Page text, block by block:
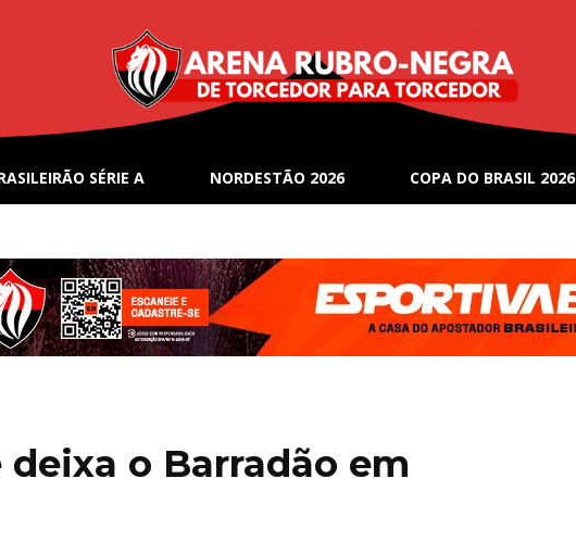
SÉRIE A NORDESTÃO 2026 COPA DO BRASIL 2026
o Barradão em